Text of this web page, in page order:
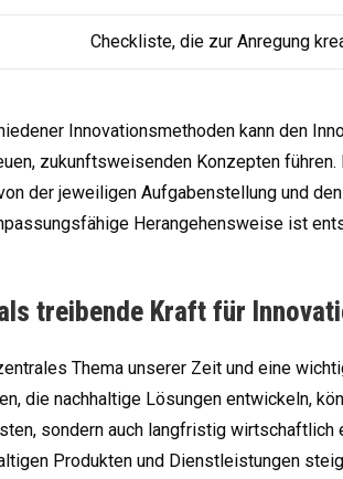
Checkliste, die zur Anregung
Innovationsmethoden kann den
zukunftsweisenden Konzepten
der jeweiligen Aufgabenstellung und
Herangehensweise ist
treibende Kraft für
Thema unserer Zeit und eine
die nachhaltige Lösungen entwickeln,
sondern auch langfristig wirtschaftlich
Produkten und Dienstleistungen